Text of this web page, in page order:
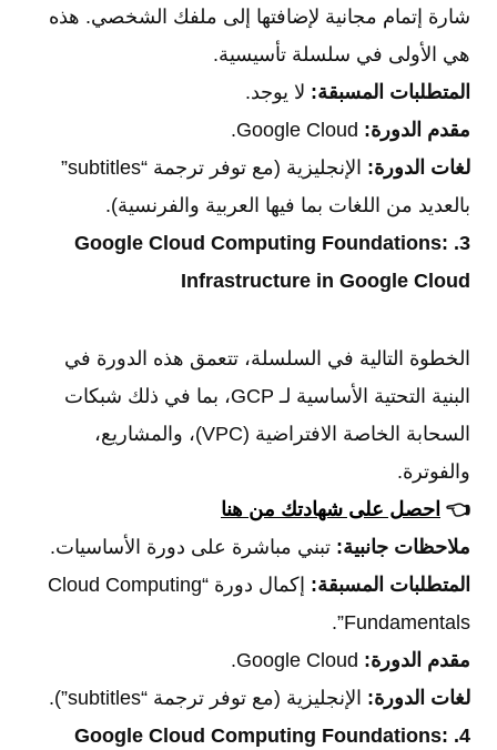
شارة إتمام مجانية لإضافتها إلى ملفك الشخصي. هذه
هي الأولى في سلسلة تأسيسية.
المتطلبات المسبقة: لا يوجد.
مقدم الدورة:
لغات الدورة:
الإنجليزية (مع توفر ترجمة “subtitles”
بالعديد من اللغات بما فيها العربية والفرنسية).
3. Google Cloud Computing Foundations:
Infrastructure in Google Cloud
الخطوة التالية في السلسلة، تتعمق هذه الدورة في
البنية التحتية الأساسية لـ GCP، بما في ذلك شبكات
السحابة الخاصة الافتراضية (VPC)، والمشاريع،
والفوترة.
👈 احصل على شهادتك من هنا
ملاحظات جانبية: تبني مباشرة على دورة الأساسيات.
المتطلبات المسبقة:
إكمال دورة “Cloud Computing
Fundamentals”.
مقدم الدورة:
لغات الدورة: الإنجليزية (مع توفر ترجمة “subtitles”).
4. Google Cloud Computing Foundations: